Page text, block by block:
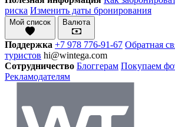
риска Изменить даты бронирования
Мой список Валюта
Поддержка +7 978 776-91-67 Обратная
туристов hi@wintega.com
Сотрудничество Блоггерам Покупаем
Рекламодателям